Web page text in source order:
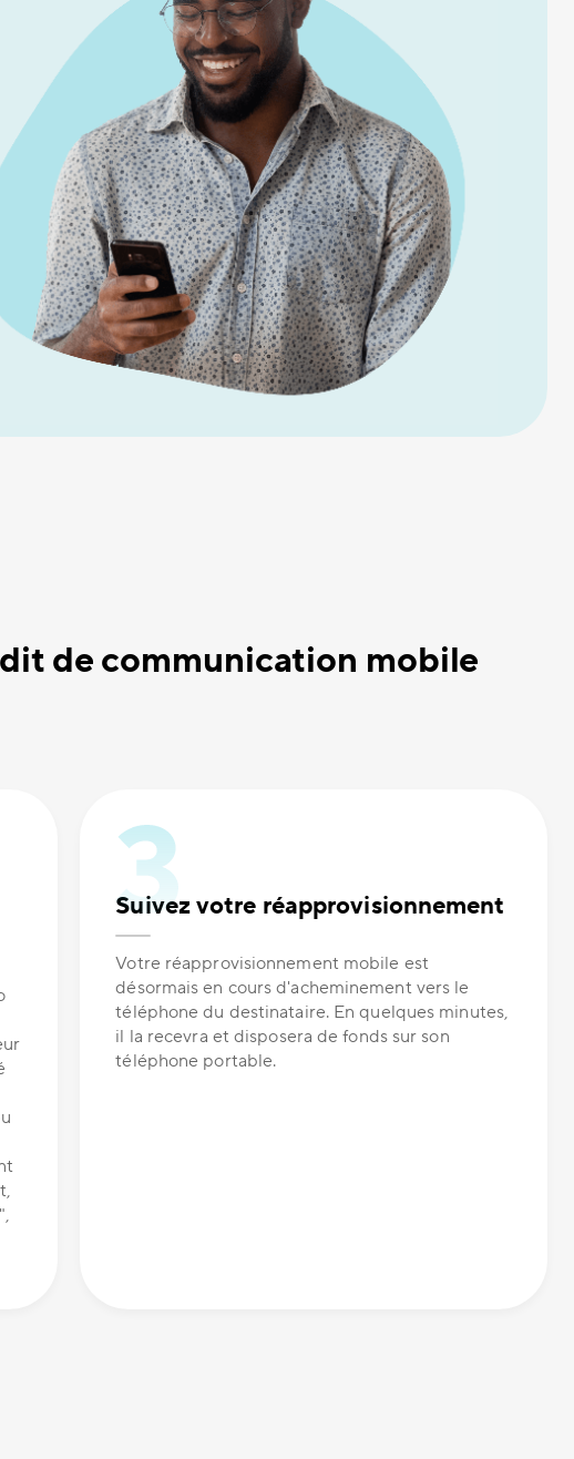
de communication mobile
Suivez votre réapprovisionnement
Votre réapprovisionnement mobile est
désormais en cours d'acheminement vers le
téléphone du destinataire. En quelques minutes,
il la recevra et disposera de fonds sur son
téléphone portable.